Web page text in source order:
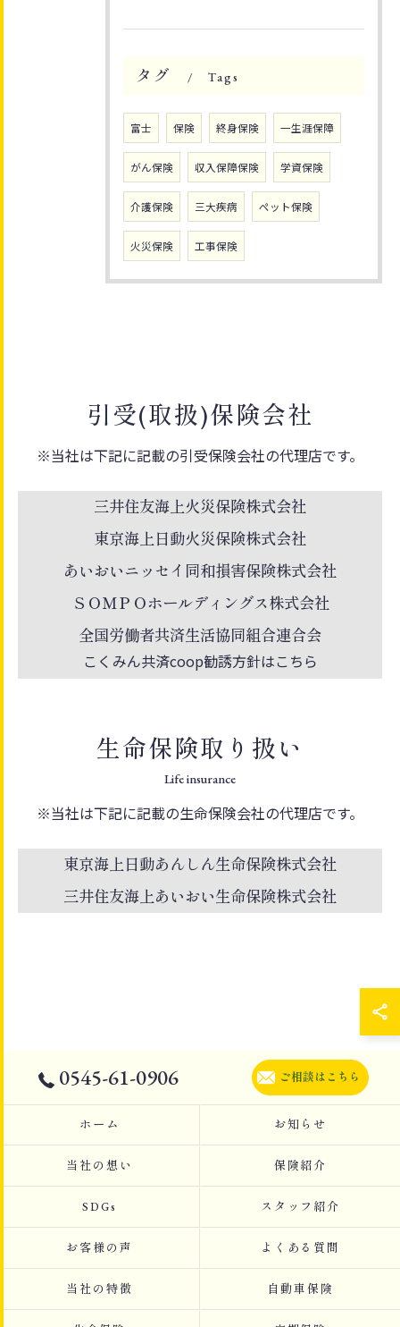
タグ Tags
富士 保険 終身保険 一生涯保障
がん保険 収入保障保険 学資保険
介護保険 三大疾病 ペット保険
火災保険 工事保険
引受(取扱)保険会社
※当社は下記に記載の引受保険会社の代理店です。
三井住友海上火災保険株式会社
東京海上日動火災保険株式会社
あいおいニッセイ同和損害保険株式会社
ＳＯＭＰＯホールディングス株式会社
全国労働者共済生活協同組合連合会
こくみん共済coop勧誘方針はこちら
Life insurance
生命保険取り扱い
※当社は下記に記載の生命保険会社の代理店です。
東京海上日動あんしん生命保険株式会社
三井住友海上あいおい生命保険株式会社
0545-61-0906 ご相談はこちら
ホーム お知らせ
当社の想い 保険紹介
SDGs スタッフ紹介
お客様の声 よくある質問
当社の特徴 自動車保険